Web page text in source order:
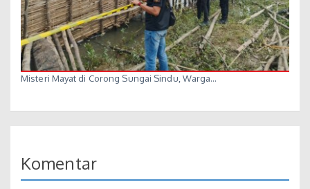
Misteri Mayat di Corong Sungai Sindu, Warga…
Komentar